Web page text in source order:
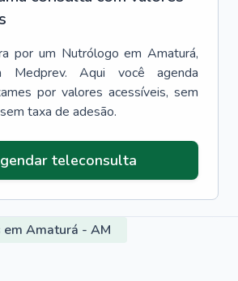
por um Nutrólogo em Amaturá,
Aqui você agenda
por valores acessíveis, sem
taxa de adesão.
teleconsulta
em Amaturá - AM